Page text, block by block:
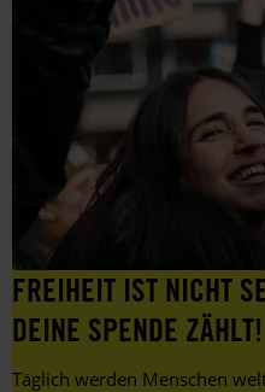
Diskriminierung
LGBTIQ+.
FREIHEIT IST NICHT
DEINE SPENDE ZÄHLT!
Täglich werden Menschen